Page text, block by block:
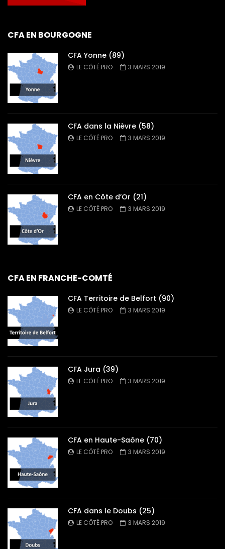
CFA EN BOURGOGNE
CFA Yonne (89)
LE CÔTÉ PRO 3 MARS 2019
CFA dans la Nièvre (58)
LE CÔTÉ PRO 3 MARS 2019
CFA en Côte d’Or (21)
LE CÔTÉ PRO 3 MARS 2019
CFA EN FRANCHE-COMTÉ
CFA Territoire de Belfort (90)
LE CÔTÉ PRO 3 MARS 2019
CFA Jura (39)
LE CÔTÉ PRO 3 MARS 2019
CFA en Haute-Saône (70)
LE CÔTÉ PRO 3 MARS 2019
CFA dans le Doubs (25)
LE CÔTÉ PRO 3 MARS 2019